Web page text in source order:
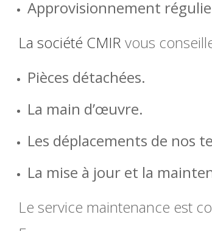
Approvisionnement
La société CMIR vous
Pièces détachées.
La main d’œuvre.
Les déplacements de nos
La mise à jour et la
Le service maintenance est